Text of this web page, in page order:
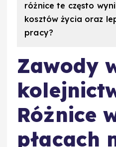
różnice te często
kosztów życia oraz
pracy?
Zawody
Różnice
płacach